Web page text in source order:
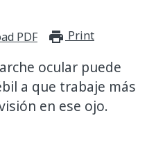
PDF Print
ocular puede
a que trabaje más
en ese ojo.